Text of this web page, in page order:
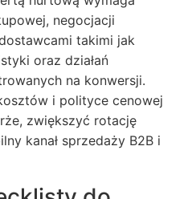
negocjacji
takimi jak
oraz działań
na konwersji.
i polityce cenowej
zwiększyć rotację
kanał sprzedaży B2B i